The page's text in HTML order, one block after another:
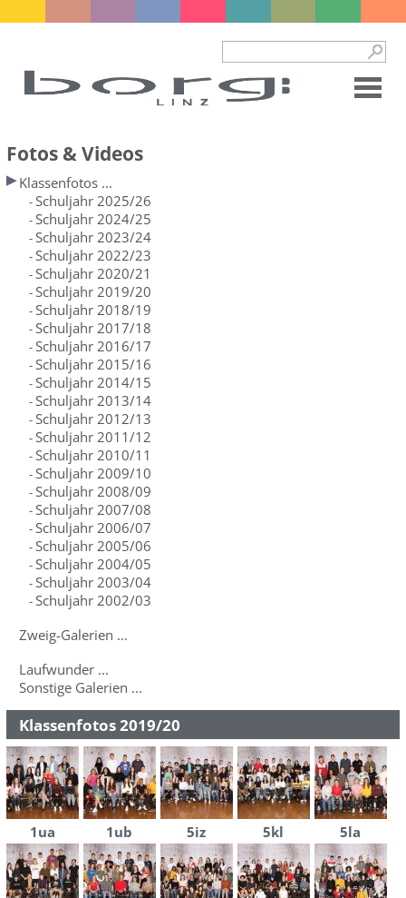
Fotos & Videos
Klassenfotos ...
-Schuljahr 2025/26
-Schuljahr 2024/25
-Schuljahr 2023/24
-Schuljahr 2022/23
-Schuljahr 2020/21
-Schuljahr 2019/20
-Schuljahr 2018/19
-Schuljahr 2017/18
-Schuljahr 2016/17
-Schuljahr 2015/16
-Schuljahr 2014/15
-Schuljahr 2013/14
-Schuljahr 2012/13
-Schuljahr 2011/12
-Schuljahr 2010/11
-Schuljahr 2009/10
-Schuljahr 2008/09
-Schuljahr 2007/08
-Schuljahr 2006/07
-Schuljahr 2005/06
-Schuljahr 2004/05
-Schuljahr 2003/04
-Schuljahr 2002/03
Zweig-Galerien ...
Laufwunder ...
Sonstige Galerien ...
Klassenfotos 2019/20
1ua 1ub 5iz 5kl 5la